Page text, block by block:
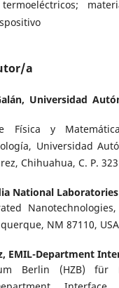
termoeléctricos;
a
Universidad
Física y
Universidad
Chihuahua, C. P.
National Laboratories
NM 87110, USA
EMIL-Department
Berlin (HZB) für